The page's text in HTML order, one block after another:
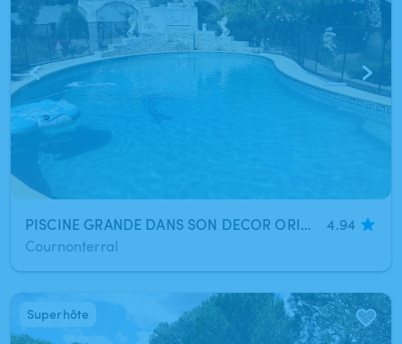
PISCINE GRANDE DANS SON DECOR ORIGINAL- PLONGEOIR
4.94
Cournonterral
1/10
Superhôte